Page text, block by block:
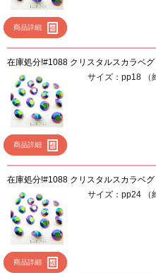
商品詳細
在庫処分!#1088 クリスタルスカラベ
商品詳細
サイズ：pp18 （
在庫処分!#1088 クリスタルスカラベ
商品詳細
サイズ：pp24 （